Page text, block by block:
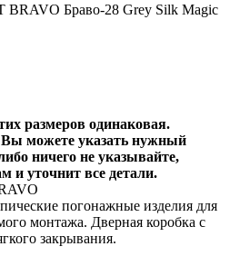
Браво-28 Grey Silk Magic
размеров одинаковая.
можете указать нужный
ничего не указывайте,
и уточнит все детали.
погонажные изделия для
монтажа. Дверная коробка с
закрывания.